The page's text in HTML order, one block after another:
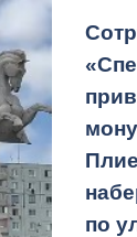
Для
по